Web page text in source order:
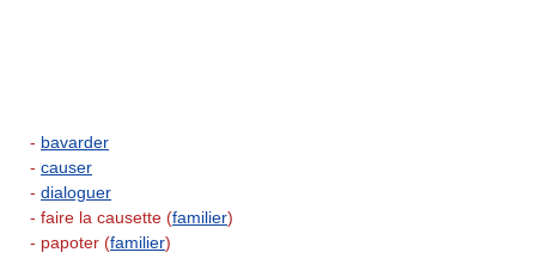
- bavarder
- causer
- dialoguer
- faire la causette (familier)
- papoter (familier)